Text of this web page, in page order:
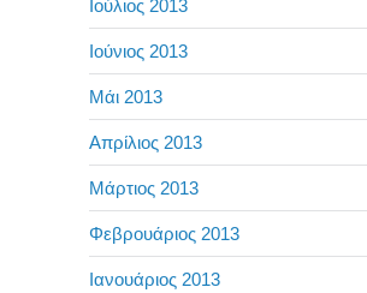
Ιούλιος 2013
Ιούνιος 2013
Μάι 2013
Απρίλιος 2013
Μάρτιος 2013
Φεβρουάριος 2013
Ιανουάριος 2013